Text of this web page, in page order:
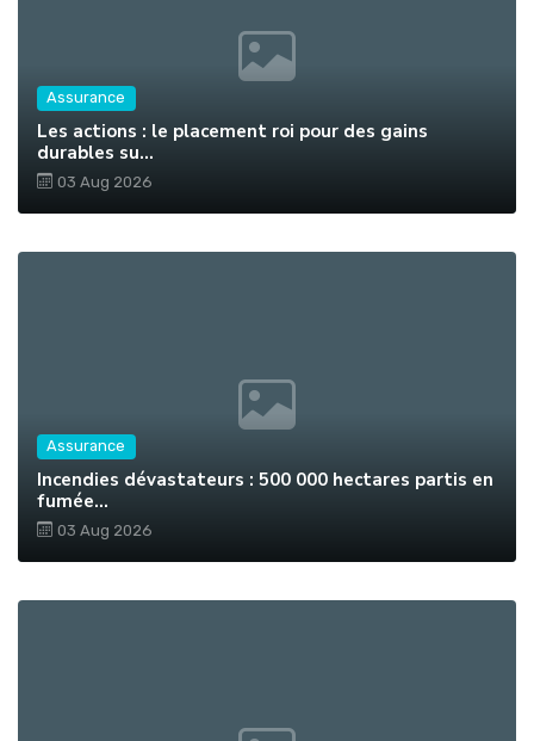
Assurance
Les actions : le placement roi pour des gains
durables su...
03 Aug 2026
Assurance
Incendies dévastateurs : 500 000 hectares partis en
fumée...
03 Aug 2026